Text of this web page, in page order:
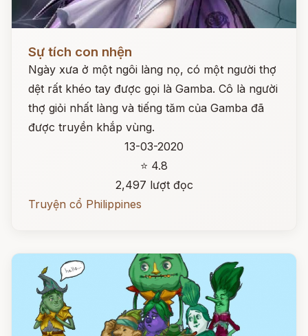
Sự tích con nhện
Ngày xưa ở một ngôi làng nọ, có một người thợ
dệt rất khéo tay được gọi là Gamba. Cô là người
thợ giỏi nhất làng và tiếng tăm của Gamba đã
được truyền khắp vùng.
13-03-2020
⭐ 4.8
2,497 lượt đọc
Truyện cổ Philippines